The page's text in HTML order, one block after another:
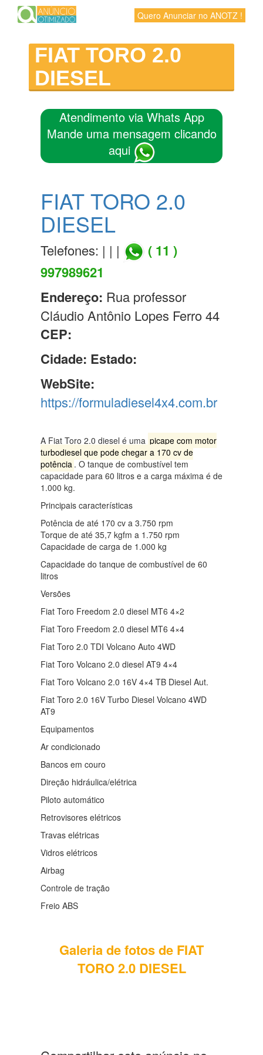
Quero Anunciar no ANOTZ !
FIAT TORO 2.0
DIESEL
Atendimento via Whats App
Mande uma mensagem clicando
aqui
FIAT TORO 2.0
DIESEL
Telefones: | | |
( 11 )
997989621
Endereço: Rua professor
Cláudio Antônio Lopes Ferro 44
CEP:
Cidade: Estado:
WebSite:
https://formuladiesel4x4.com.br
A Fiat Toro 2.0 diesel é uma picape com motor
turbodiesel que pode chegar a 170 cv de
potência . O tanque de combustível tem
capacidade para 60 litros e a carga máxima é de
1.000 kg.
Principais características
Potência de até 170 cv a 3.750 rpm
Torque de até 35,7 kgfm a 1.750 rpm
Capacidade de carga de 1.000 kg
Capacidade do tanque de combustível de 60
litros
Versões
Fiat Toro Freedom 2.0 diesel MT6 4×2
Fiat Toro Freedom 2.0 diesel MT6 4×4
Fiat Toro 2.0 TDI Volcano Auto 4WD
Fiat Toro Volcano 2.0 diesel AT9 4×4
Fiat Toro Volcano 2.0 16V 4×4 TB Diesel Aut.
Fiat Toro 2.0 16V Turbo Diesel Volcano 4WD
AT9
Equipamentos
Ar condicionado
Bancos em couro
Direção hidráulica/elétrica
Piloto automático
Retrovisores elétricos
Travas elétricas
Vidros elétricos
Airbag
Controle de tração
Freio ABS
Galeria de fotos de FIAT
TORO 2.0 DIESEL